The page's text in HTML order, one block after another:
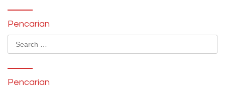
Pencarian
Pencarian